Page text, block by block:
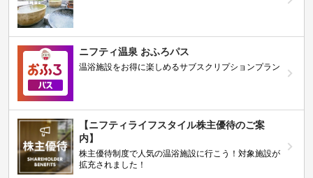
ニフティ温泉 おふろパス
温浴施設をお得に楽しめるサブスクリプションプラン
【ニフティライフスタイル株主優待のご案
内】
株主優待制度で人気の温浴施設に行こう！対象施設が
拡充されました！